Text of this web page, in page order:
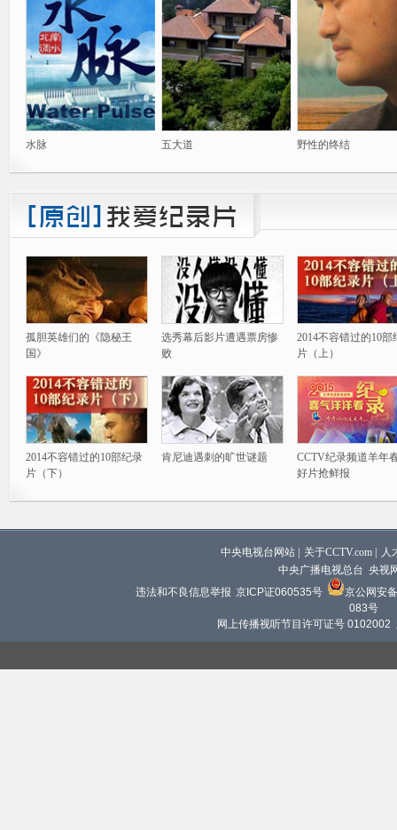
水脉 五大道 野性的终结
孤胆英雄们的《隐秘王
国》
选秀幕后影片遭遇票房惨
败
2014不容错过的10部
片（上）
2014不容错过的10部纪录
片（下）
肯尼迪遇刺的旷世谜题
CCTV纪录频道羊年
好片抢鲜报
中央电视台网站 关于CCTV.com
人
中央广播电视总台 央视
违法和不良信息举报 京ICP证060535号
京公网安
083号
网上传播视听节目许可证号